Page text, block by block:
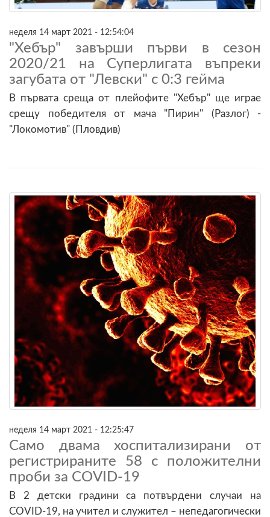
неделя 14 март 2021 - 12:54:04
"Хебър" завърши първи в сезон
2020/21 на Суперлигата въпреки
загубата от "Левски" с 0:3 гейма
В първата среща от плейофите "Хебър" ще играе
срещу победителя от мача "Пирин" (Разлог) -
"Локомотив" (Пловдив)
неделя 14 март 2021 - 12:25:47
Само двама хоспитализирани от
регистрираните 58 с положителни
проби за COVID-19
В 2 детски градини са потвърдени случаи на
COVID-19, на учител и служител – непедагогически